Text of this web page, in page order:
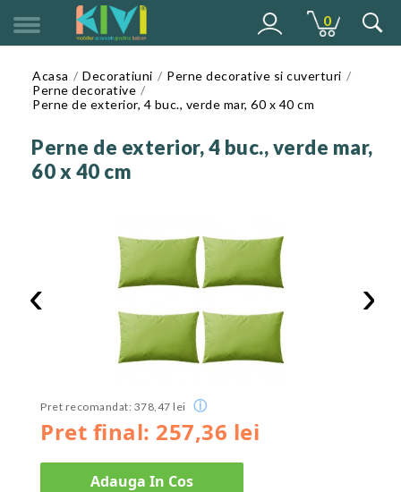
0
Acasa Decoratiuni
Perne decorative si cuverturi
Perne decorative
Perne de exterior, 4 buc., verde mar, 60 x 40 cm
Perne de exterior, 4 buc., verde mar,
60 x 40 cm
‹ ›
Pret final: 257,36 lei
Pret recomandat: 378,47 lei ⓘ
Adauga In Cos